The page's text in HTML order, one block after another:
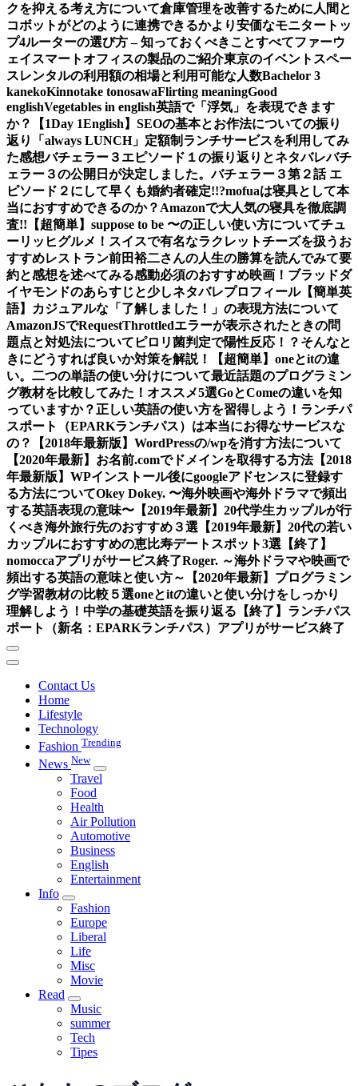
クを抑える考え方について倉庫管理を改善するために人間と
コボットがどのように連携できるかより安価なモニタートッ
プ4ルーターの選び方 – 知っておくべきことすべてファーウ
ェイスマートオフィスの製品のご紹介東京のイベントスペー
スレンタルの利用額の相場と利用可能な人数Bachelor 3
kanekoKinnotake tonosawaFlirting meaningGood
englishVegetables in english英語で「浮気」を表現できます
か？【1Day 1English】 SEOの基本とお作法についての振り
返り
「always LUNCH」定額制ランチサービスを利用してみ
た感想バチェラー３エピソード１の振り返りとネタバレバチ
ェラー３の公開日が決定しました。バチェラー３第２話 エ
ピソード２にして早くも婚約者確定!!?mofuaは寝具として本
当におすすめできるのか？Amazonで大人気の寝具を徹底調
査!! 【超簡単】suppose to be 〜の正しい使い方についてチュ
ーリッヒグルメ！スイスで有名なラクレットチーズを扱うお
すすめレストラン前田裕二さんの人生の勝算を読んでみて要
約と感想を述べてみる感動必須のおすすめ映画！ブラッドダ
イヤモンドのあらすじと少しネタバレプロフィール【簡単英
語】カジュアルな「了解しました！」の表現方法について
AmazonJSでRequestThrottledエラーが表示されたときの問
題点と対処法について ピロリ菌判定で陽性反応！？そんなと
きにどうすれば良いか対策を解説！
【超簡単】oneとitの違
い。二つの単語の使い分けについて最近話題のプログラミン
グ教材を比較してみた！オススメ5選GoとComeの違いを知
っていますか？正しい英語の使い方を習得しよう！ ランチパ
スポート（EPARKランチパス）は本当にお得なサービスな
の？
【2018年最新版】WordPressの/wpを消す方法について
【2020年最新】お名前.comでドメインを取得する方法【2018
年最新版】WPインストール後にgoogleアドセンスに登録す
る方法についてOkey Dokey. 〜海外映画や海外ドラマで頻出
する英語表現の意味〜 【2019年最新】20代学生カップルが行
くべき海外旅行先のおすすめ３選 【2019年最新】20代の若い
カップルにおすすめの恵比寿デートスポット3選 【終了】
nomoccaアプリがサービス終了Roger. ～海外ドラマや映画で
頻出する英語の意味と使い方～
【2020年最新】プログラミン
グ学習教材の比較５選oneとitの違いと使い分けをしっかり
理解しよう！中学の基礎英語を振り返る 【終了】ランチパス
ポート（新名：EPARKランチパス）アプリがサービス終了
Contact Us
Home
Lifestyle
Technology
Fashion Trending
News New
Travel
Food
Health
Air Pollution
Automotive
Business
English
Entertainment
Info
Fashion
Europe
Liberal
Life
Misc
Movie
Read
Music
summer
Tech
Tipes